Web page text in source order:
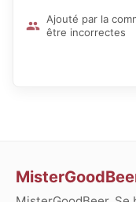
Ajouté par la
être incorrectes